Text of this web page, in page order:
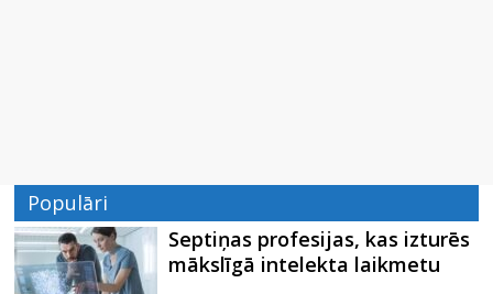
Populāri
Septiņas profesijas, kas izturēs
mākslīgā intelekta laikmetu